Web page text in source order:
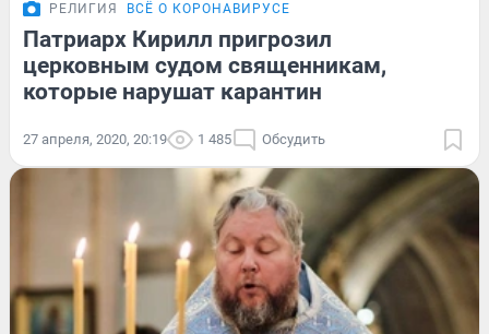
РЕЛИГИЯ ВСЁ О КОРОНАВИРУСЕ
Патриарх Кирилл пригрозил
церковным судом священникам,
которые нарушат карантин
27 апреля, 2020, 20:19 1 485 Обсудить